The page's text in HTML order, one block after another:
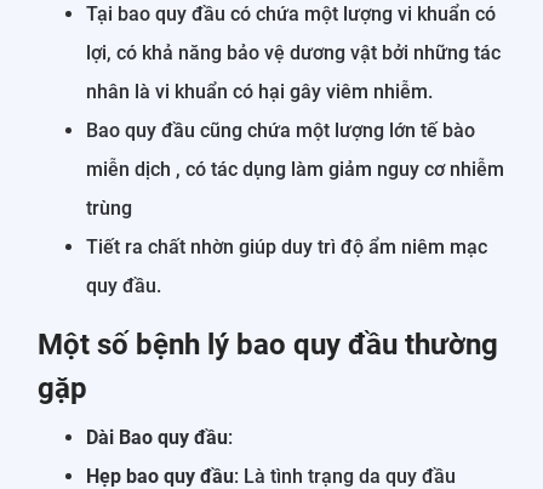
Tại bao quy đầu có chứa một lượng vi khuẩn có
lợi, có khả năng bảo vệ dương vật bởi những tác
nhân là vi khuẩn có hại gây viêm nhiễm.
Bao quy đầu cũng chứa một lượng lớn tế bào
miễn dịch , có tác dụng làm giảm nguy cơ nhiễm
trùng
Tiết ra chất nhờn giúp duy trì độ ẩm niêm mạc
quy đầu.
Một số bệnh lý bao quy đầu thường
gặp
Dài Bao quy đầu:
Hẹp bao quy đầu: Là tình trạng da quy đầu